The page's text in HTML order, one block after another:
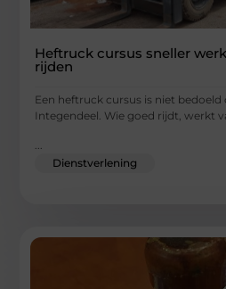
Heftruck cursus sneller
rijden
Een heftruck cursus is niet
Integendeel. Wie goed rijdt, werkt
Dienstverlening